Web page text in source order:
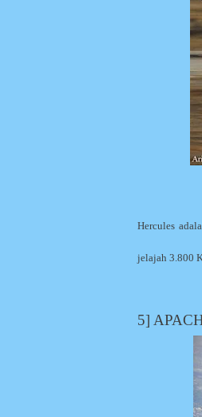
Hercules
jelajah 3.800
5]